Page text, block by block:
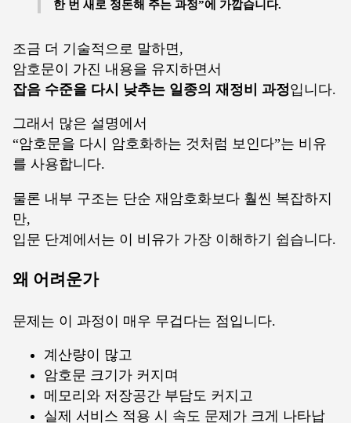
한 번 새로 정돈해 주는 과정”에 가깝습니다.
조금 더 기술적으로 말하면,
암호문이 가진 내용을 유지하면서
잡음 수준을 다시 낮추는 일종의 재정비 과정입니다.
그래서 많은 설명에서
“암호문을 다시 암호화하는 것처럼 보인다”는 비유
를 사용합니다.
물론 내부 구조는 단순 재암호화보다 훨씬 복잡하지
만,
입문 단계에서는 이 비유가 가장 이해하기 쉽습니다.
왜 어려운가
문제는 이 과정이 매우 무겁다는 점입니다.
계산량이 많고
암호문 크기가 커지며
메모리와 저장공간 부담도 커지고
실제 서비스 적용 시 속도 문제가 크게 나타납